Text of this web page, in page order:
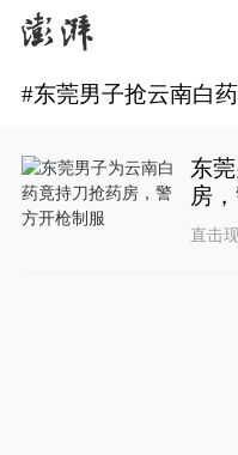
#东莞男子抢云南白药
东
房
直击